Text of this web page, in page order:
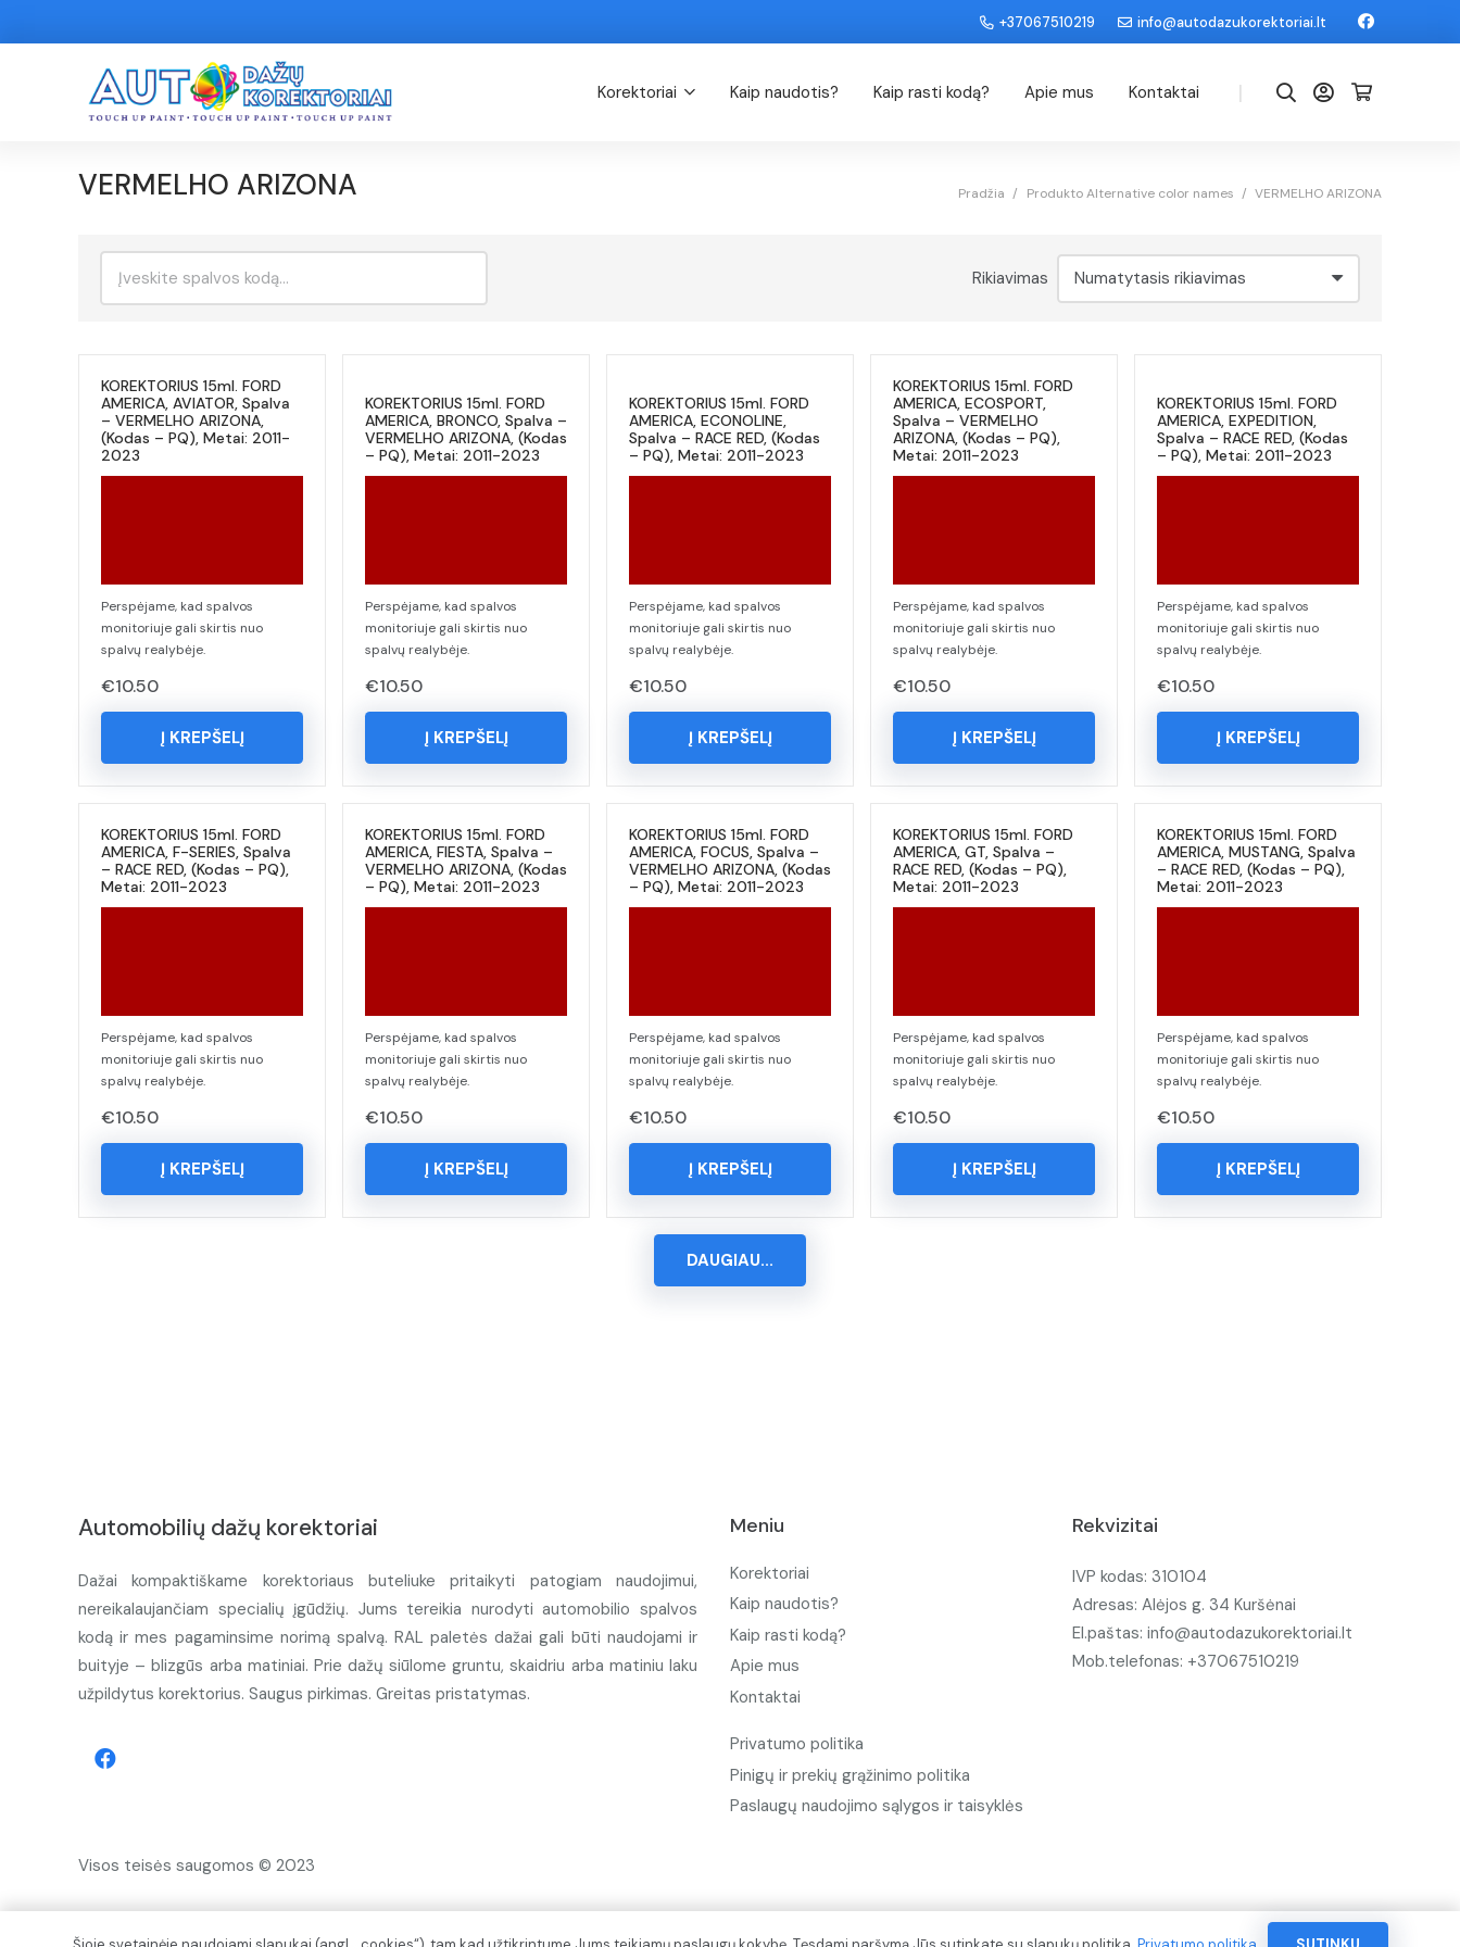
+37067510219 info@autodazukorektoriai.lt
Korektoriai Kaip naudotis? Kaip rasti kodą? Apie mus Kontaktai |
VERMELHO ARIZONA Pradžia / Produkto Alternative color names / VERMELHO ARIZONA
Rikiavimas
KOREKTORIUS 15ml. FORD
AMERICA, AVIATOR, Spalva
– VERMELHO ARIZONA,
(Kodas – PQ), Metai: 2011-
2023
Perspėjame, kad spalvos
monitoriuje gali skirtis nuo
spalvų realybėje.
€10.50
Į KREPŠELĮ
KOREKTORIUS 15ml. FORD
AMERICA, BRONCO, Spalva –
VERMELHO ARIZONA, (Kodas
– PQ), Metai: 2011-2023
Perspėjame, kad spalvos
monitoriuje gali skirtis nuo
spalvų realybėje.
€10.50
Į KREPŠELĮ
KOREKTORIUS 15ml. FORD
AMERICA, ECONOLINE,
Spalva – RACE RED, (Kodas
– PQ), Metai: 2011-2023
Perspėjame, kad spalvos
monitoriuje gali skirtis nuo
spalvų realybėje.
€10.50
Į KREPŠELĮ
KOREKTORIUS 15ml. FORD
AMERICA, ECOSPORT,
Spalva – VERMELHO
ARIZONA, (Kodas – PQ),
Metai: 2011-2023
Perspėjame, kad spalvos
monitoriuje gali skirtis nuo
spalvų realybėje.
€10.50
Į KREPŠELĮ
KOREKTORIUS 15ml. FORD
AMERICA, EXPEDITION,
Spalva – RACE RED, (Kodas
– PQ), Metai: 2011-2023
Perspėjame, kad spalvos
monitoriuje gali skirtis nuo
spalvų realybėje.
€10.50
Į KREPŠELĮ
KOREKTORIUS 15ml. FORD
AMERICA, F-SERIES, Spalva
– RACE RED, (Kodas – PQ),
Metai: 2011-2023
Perspėjame, kad spalvos
monitoriuje gali skirtis nuo
spalvų realybėje.
€10.50
Į KREPŠELĮ
KOREKTORIUS 15ml. FORD
AMERICA, FIESTA, Spalva –
VERMELHO ARIZONA, (Kodas
– PQ), Metai: 2011-2023
Perspėjame, kad spalvos
monitoriuje gali skirtis nuo
spalvų realybėje.
€10.50
Į KREPŠELĮ
KOREKTORIUS 15ml. FORD
AMERICA, FOCUS, Spalva –
VERMELHO ARIZONA, (Kodas
– PQ), Metai: 2011-2023
Perspėjame, kad spalvos
monitoriuje gali skirtis nuo
spalvų realybėje.
€10.50
Į KREPŠELĮ
KOREKTORIUS 15ml. FORD
AMERICA, GT, Spalva –
RACE RED, (Kodas – PQ),
Metai: 2011-2023
Perspėjame, kad spalvos
monitoriuje gali skirtis nuo
spalvų realybėje.
€10.50
Į KREPŠELĮ
KOREKTORIUS 15ml. FORD
AMERICA, MUSTANG, Spalva
– RACE RED, (Kodas – PQ),
Metai: 2011-2023
Perspėjame, kad spalvos
monitoriuje gali skirtis nuo
spalvų realybėje.
€10.50
Į KREPŠELĮ
DAUGIAU...
Automobilių dažų korektoriai
Dažai kompaktiškame korektoriaus buteliuke pritaikyti patogiam naudojimui,
nereikalaujančiam specialių įgūdžių. Jums tereikia nurodyti automobilio spalvos
kodą ir mes pagaminsime norimą spalvą. RAL paletės dažai gali būti naudojami ir
buityje – blizgūs arba matiniai. Prie dažų siūlome gruntu, skaidriu arba matiniu laku
užpildytus korektorius. Saugus pirkimas. Greitas pristatymas.
Visos teisės saugomos © 2023
Meniu
Korektoriai
Kaip naudotis?
Kaip rasti kodą?
Apie mus
Kontaktai
Privatumo politika
Pinigų ir prekių grąžinimo politika
Paslaugų naudojimo sąlygos ir taisyklės
Rekvizitai
IVP kodas: 310104
Adresas: Alėjos g. 34 Kuršėnai
El.paštas: info@autodazukorektoriai.lt
Mob.telefonas: +37067510219